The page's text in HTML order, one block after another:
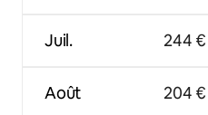
Juil.
Août
244 €
204 €